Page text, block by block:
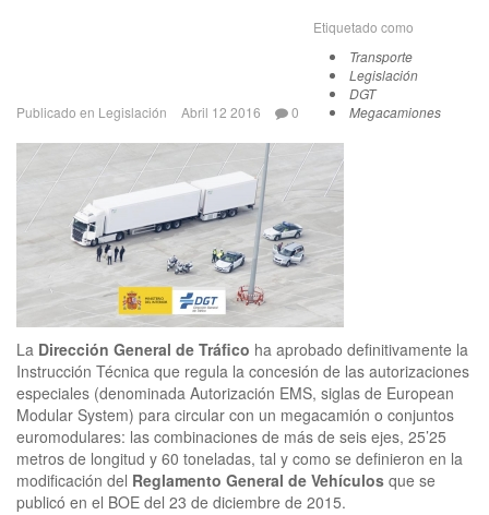
Publicado en Legislación Abril 12 2016 0
Etiquetado como
Transporte
Legislación
DGT
Megacamiones
La Dirección General de Tráfico ha aprobado definitivamente la
Instrucción Técnica que regula la concesión de las autorizaciones
especiales (denominada Autorización EMS, siglas de European
Modular System) para circular con un megacamión o conjuntos
euromodulares: las combinaciones de más de seis ejes, 25’25
metros de longitud y 60 toneladas, tal y como se definieron en la
modificación del Reglamento General de Vehículos que se
publicó en el BOE del 23 de diciembre de 2015.